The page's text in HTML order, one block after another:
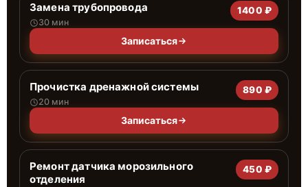
Замена трубопровода
30 мин
1400 ₽
Записаться
Прочистка дренажной системы
20 мин
890 ₽
Записаться
Ремонт датчика морозильного
отделения
450 ₽